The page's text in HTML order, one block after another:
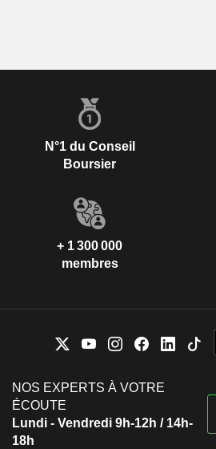
N°1 du Conseil
Boursier
+ 1 300 000
membres
NOS EXPERTS À VOTRE
ÉCOUTE
Lundi - Vendredi 9h-12h / 14h-
18h